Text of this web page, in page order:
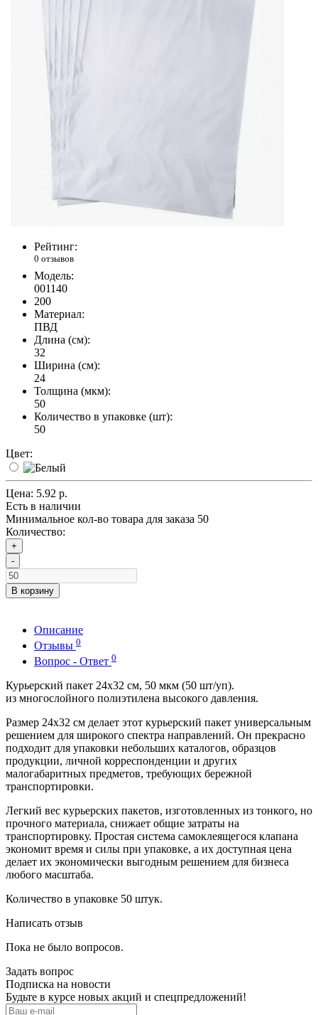
Рейтинг:
0 отзывов
Модель:
001140
200
Материал:
ПВД
Длина (см):
32
Ширина (см):
24
Толщина (мкм):
50
Количество в упаковке (шт):
50
Цвет:
Цена: 5.92 р.
Есть в наличии
Минимальное кол-во товара для заказа 50
Количество:
+
-
В корзину
Описание
Отзывы 0
Вопрос - Ответ 0
Курьерский пакет 24х32 см, 50 мкм (50 шт/уп).
из многослойного полиэтилена высокого давления.
Размер 24х32 см делает этот курьерский пакет универсальным
решением для широкого спектра направлений. Он прекрасно
подходит для упаковки небольших каталогов, образцов
продукции, личной корреспонденции и других
малогабаритных предметов, требующих бережной
транспортировки.
Легкий вес курьерских пакетов, изготовленных из тонкого, но
прочного материала, снижает общие затраты на
транспортировку. Простая система самоклеящегося клапана
экономит время и силы при упаковке, а их доступная цена
делает их экономически выгодным решением для бизнеса
любого масштаба.
Количество в упаковке 50 штук.
Написать отзыв
Пока не было вопросов.
Задать вопрос
Подписка на новости
Будьте в курсе новых акций и спецпредложений!